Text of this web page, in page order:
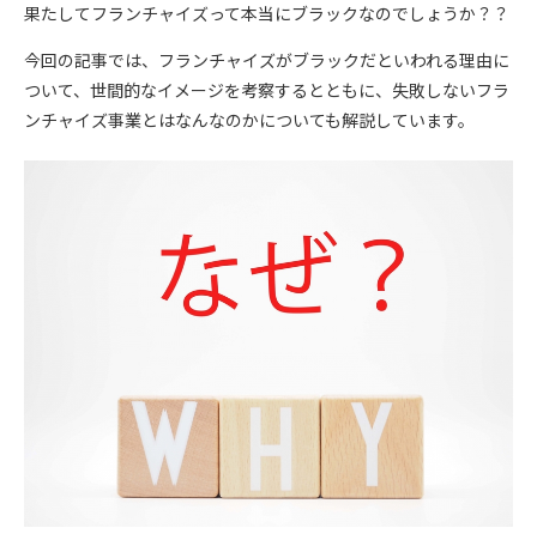
果たしてフランチャイズって本当にブラックなのでしょうか？？
今回の記事では、フランチャイズがブラックだといわれる理由に
ついて、世間的なイメージを考察するとともに、失敗しないフラ
ンチャイズ事業とはなんなのかについても解説しています。